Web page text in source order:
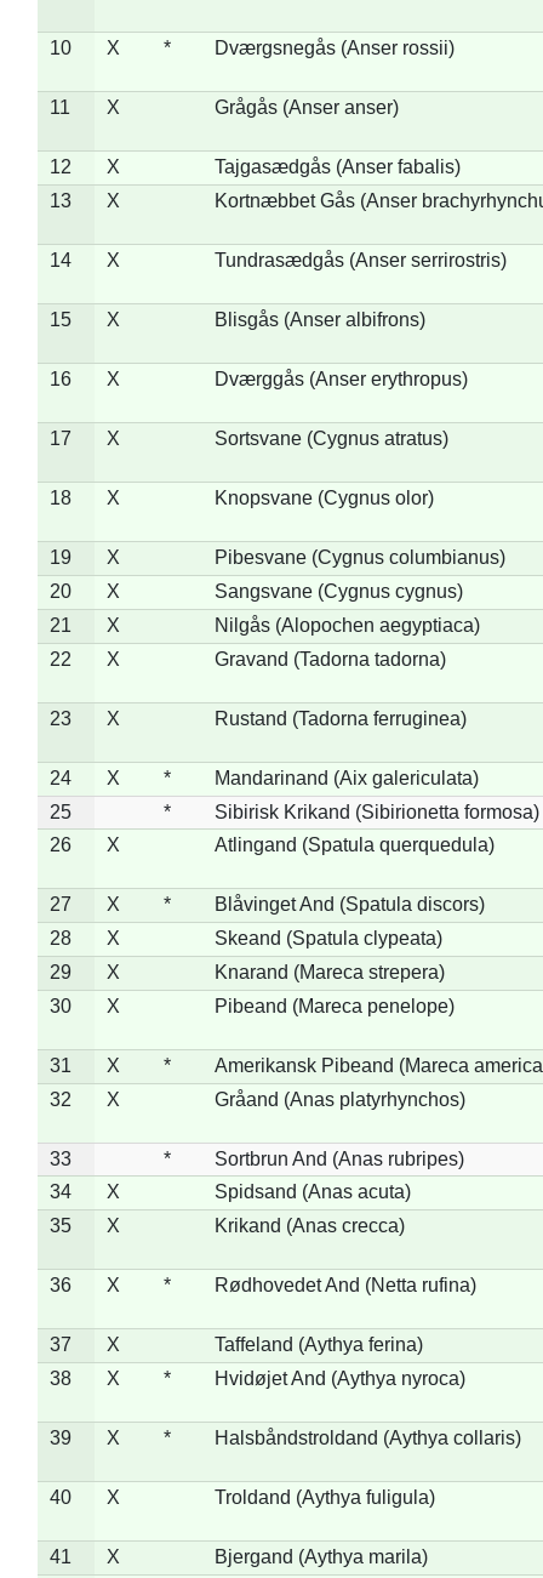
10 X * Dværgsnegås (Anser rossii)
11 X Grågås (Anser anser)
12 X
Tajgasædgås (Anser fabalis)
13
X Kortnæbbet Gås (Anser
14 X Tundrasædgås (Anser serrirostris)
15 X Blisgås (Anser albifrons)
16 X Dværggås (Anser erythropus)
17 X Sortsvane (Cygnus atratus)
18 X Knopsvane (Cygnus olor)
19 X
Pibesvane (Cygnus columbianus)
20
X
Sangsvane (Cygnus cygnus)
21
X
Nilgås (Alopochen aegyptiaca)
22
X Gravand (Tadorna tadorna)
23 X Rustand (Tadorna ferruginea)
24 X *
Mandarinand (Aix galericulata)
25
*
Sibirisk Krikand (Sibirionetta formosa)
26
X Atlingand (Spatula querquedula)
27 X *
Blåvinget And (Spatula discors)
28
X
Skeand (Spatula clypeata)
29
X
Knarand (Mareca strepera)
30
X Pibeand (Mareca penelope)
31 X *
Amerikansk Pibeand (Mareca
32
X Gråand (Anas platyrhynchos)
33 *
Sortbrun And (Anas rubripes)
34
X
Spidsand (Anas acuta)
35
X Krikand (Anas crecca)
36 X * Rødhovedet And (Netta rufina)
37 X
Taffeland (Aythya ferina)
38
X * Hvidøjet And (Aythya nyroca)
39 X * Halsbåndstroldand (Aythya collaris)
40 X Troldand (Aythya fuligula)
41 X
Bjergand (Aythya marila)